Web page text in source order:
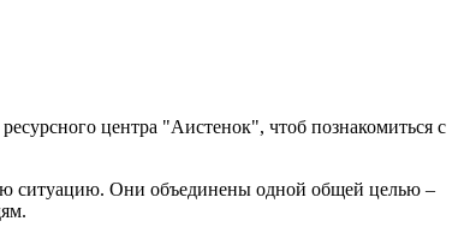
центра "Аистенок", чтоб познакомиться с
ситуацию. Они объединены одной общей целью –